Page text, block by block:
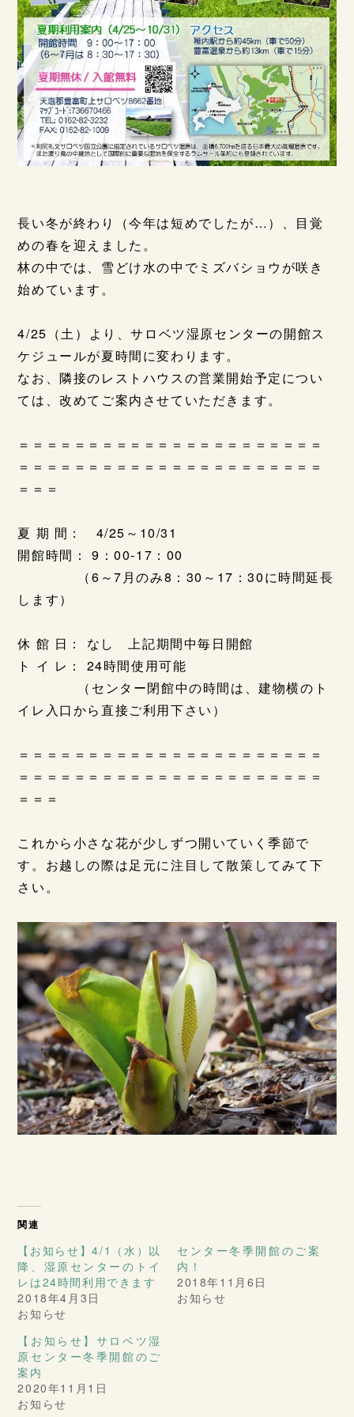
長い冬が終わり（今年は短めでしたが…）、目覚
めの春を迎えました。
林の中では、雪どけ水の中でミズバショウが咲き
始めています。
4/25（土）より、サロベツ湿原センターの開館ス
ケジュールが夏時間に変わります。
なお、隣接のレストハウスの営業開始予定につい
ては、改めてご案内させていただきます。
＝＝＝＝＝＝＝＝＝＝＝＝＝＝＝＝＝＝＝＝＝＝
＝＝＝＝＝＝＝＝＝＝＝＝＝＝＝＝＝＝＝＝＝＝
＝＝＝
夏 期 間： 4/25～10/31
開館時間： 9：00-17：00
（6～7月のみ8：30～17：30に時間延長
します）
休 館 日： なし 上記期間中毎日開館
ト イ レ： 24時間使用可能
（センター閉館中の時間は、建物横のト
イレ入口から直接ご利用下さい）
＝＝＝＝＝＝＝＝＝＝＝＝＝＝＝＝＝＝＝＝＝＝
＝＝＝＝＝＝＝＝＝＝＝＝＝＝＝＝＝＝＝＝＝＝
＝＝＝
これから小さな花が少しずつ開いていく季節で
す。お越しの際は足元に注目して散策してみて下
さい。
関連
【お知らせ】4/1（水）以
降、湿原センターのトイ
レは24時間利用できます
2018年4月3日
お知らせ
センター冬季開館のご案
内！
2018年11月6日
お知らせ
【お知らせ】サロベツ湿
原センター冬季開館のご
案内
2020年11月1日
お知らせ